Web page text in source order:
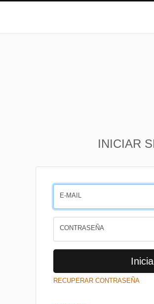
INICIAR
E-MAIL
CONTRASEÑA
RECUPERAR CONTRASEÑA